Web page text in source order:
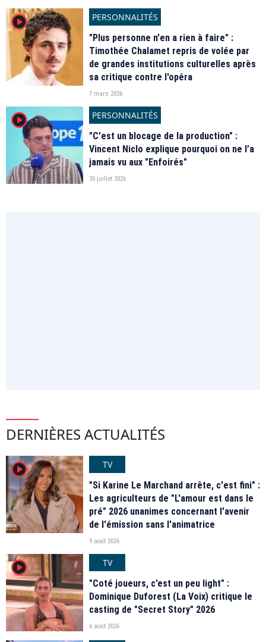
player2
PERSONNALITÉS
"Plus personne n'en a rien à faire" :
Timothée Chalamet repris de volée par
de grandes institutions culturelles après
sa critique contre l'opéra
7 mars 2026
player2
PERSONNALITÉS
"C'est un blocage de la production" :
Vincent Niclo explique pourquoi on ne l’a
jamais vu aux "Enfoirés"
30 juillet 2026
DERNIÈRES ACTUALITÉS
player2
TV
"Si Karine Le Marchand arrête, c'est fini" :
Les agriculteurs de "L'amour est dans le
pré" 2026 unanimes concernant l'avenir
de l'émission sans l'animatrice
9 août 2026
player2
TV
"Coté joueurs, c’est un peu light" :
Dominique Duforest (La Voix) critique le
casting de "Secret Story" 2026
6 août 2026